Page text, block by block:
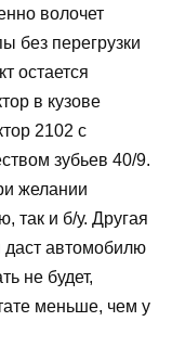
волочет
без перегрузки
остается
в кузове
2102 с
зубьев 40/9.
желании
так и б/у. Другая
автомобилю
не будет,
меньше, чем у